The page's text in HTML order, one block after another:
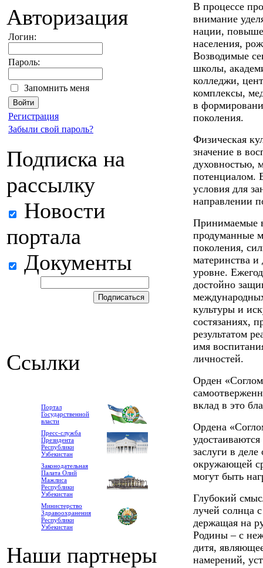
Авторизация
Логин:
Пароль:
Запомнить меня
Регистрация
Забыли свой пароль?
Подписка на
рассылку
Новости
портала
Документы
Ссылки
Портал
Государственной
власти
Пресс-служба
Президента
Республики
Узбекистан
Законодательная
Палата Олий
Мажлиса
Республики
Узбекистан
Министерство
Здравоохранения
Республики
Узбекистан
Наши партнеры
В процессе
внимание
нации,
населения,
Возводимые
школы,
колледжи,
комплексы,
в
поколения.
Физическая
значение в
духовностью,
потенциалом.
условия для
направлении
Принимаемые
продуманные
поколения,
материнства
уровне.
достойно
культуры и
состязаниях,
результатом
имя
личностей.
Орден
вклад в это
Ордена
заслуги в
окружающей
могут быть
Глубокий
лучей солнца
держащая на
Родины – с
дитя,
намерений,